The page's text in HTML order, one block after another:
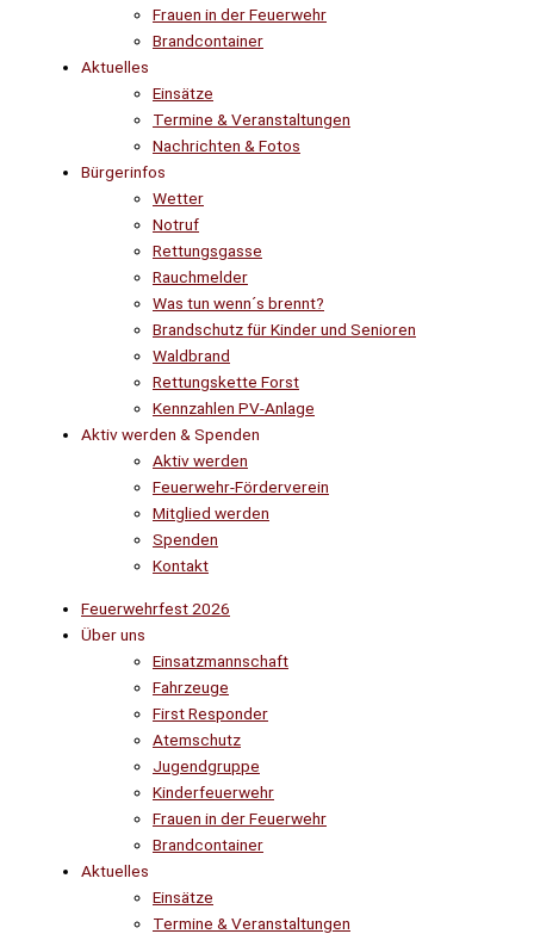
Frauen in der Feuerwehr
Brandcontainer
Aktuelles
Einsätze
Termine & Veranstaltungen
Nachrichten & Fotos
Bürgerinfos
Wetter
Notruf
Rettungsgasse
Rauchmelder
Was tun wenn´s brennt?
Brandschutz für Kinder und Senioren
Waldbrand
Rettungskette Forst
Kennzahlen PV-Anlage
Aktiv werden & Spenden
Aktiv werden
Feuerwehr-Förderverein
Mitglied werden
Spenden
Kontakt
Feuerwehrfest 2026
Über uns
Einsatzmannschaft
Fahrzeuge
First Responder
Atemschutz
Jugendgruppe
Kinderfeuerwehr
Frauen in der Feuerwehr
Brandcontainer
Aktuelles
Einsätze
Termine & Veranstaltungen